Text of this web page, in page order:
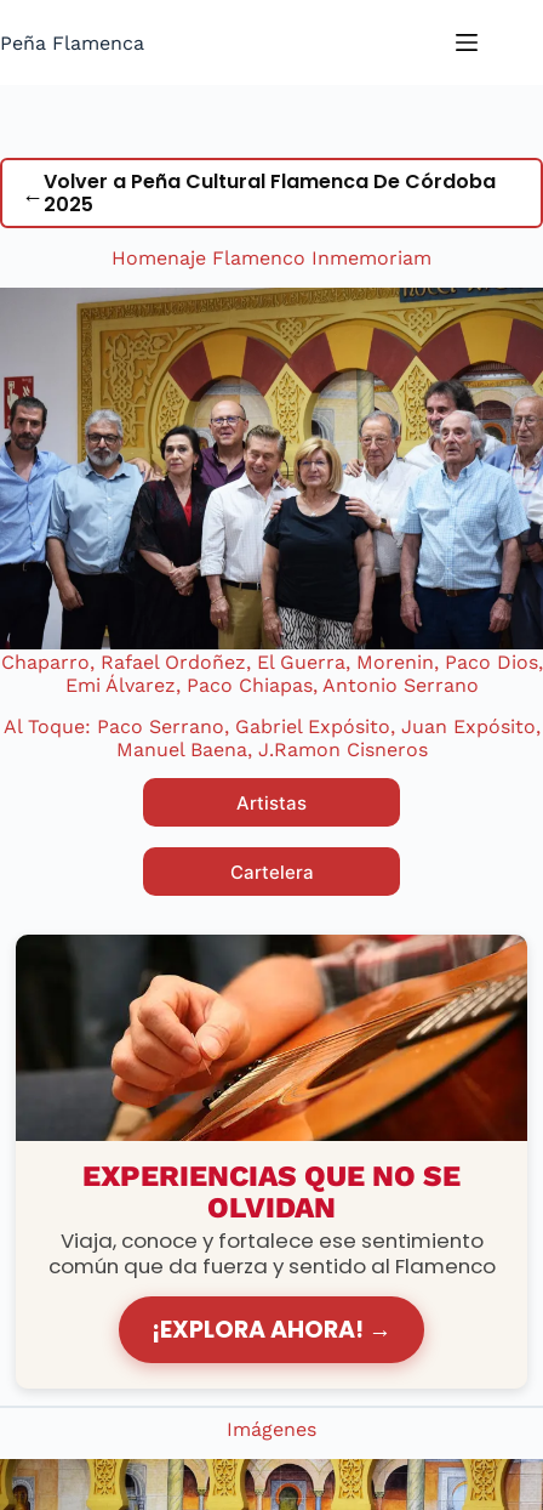
al
Peña Flamenca
←Volver a Peña Cultural Flamenca De Córdoba
2025
Homenaje Flamenco Inmemoriam
Chaparro, Rafael Ordoñez, El Guerra, Morenin, Paco Dios,
Emi Álvarez, Paco Chiapas, Antonio Serrano
Al Toque: Paco Serrano, Gabriel Expósito, Juan Expósito,
Manuel Baena, J.Ramon Cisneros
Artistas
Cartelera
RUTAS FLAMENCAS
EXPERIENCIAS QUE NO SE
OLVIDAN
Viaja, conoce y fortalece ese sentimiento
común que da fuerza y sentido al Flamenco
¡EXPLORA AHORA! →
Imágenes